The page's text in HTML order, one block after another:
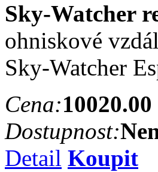
Sky-Watcher
ohniskové
Sky-Watcher
Cena:10020.00
Dostupnost:
Detail Koupit